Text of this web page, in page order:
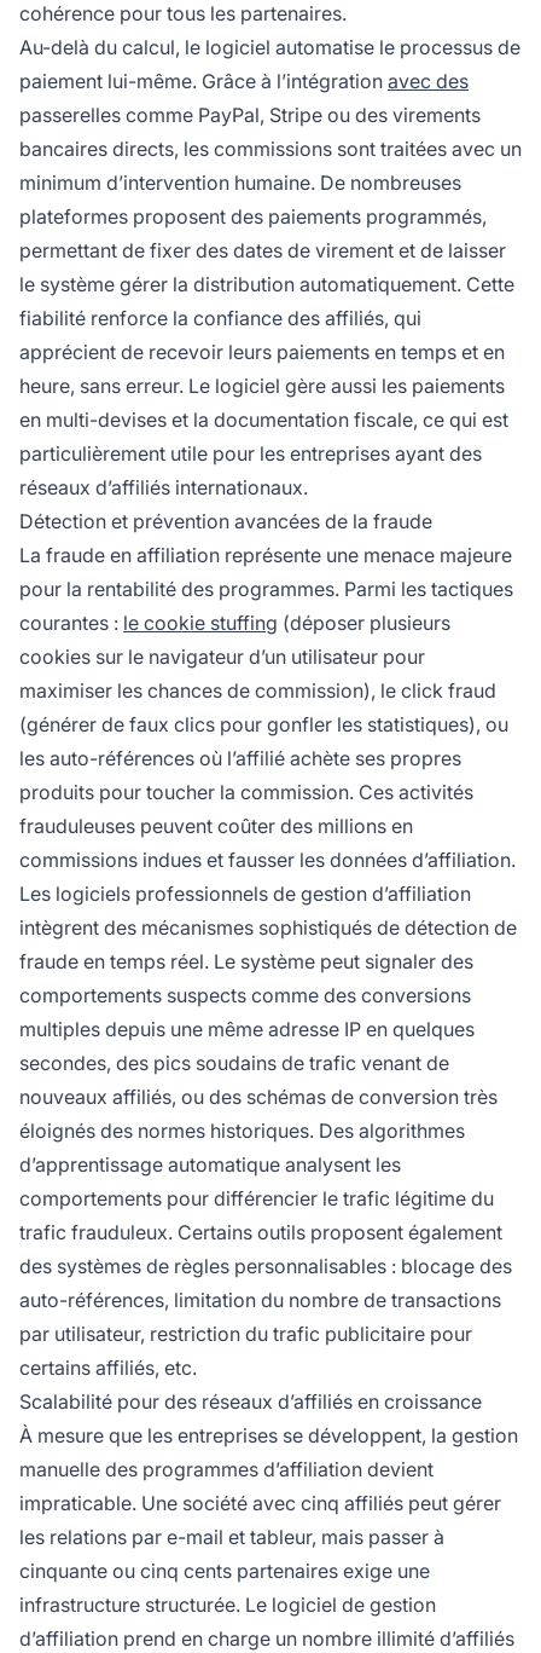
cohérence pour tous les partenaires.
Au-delà du calcul, le logiciel automatise le processus de
paiement lui-même. Grâce à l’intégration avec des
passerelles comme PayPal, Stripe ou des virements
bancaires directs, les commissions sont traitées avec un
minimum d’intervention humaine. De nombreuses
plateformes proposent des paiements programmés,
permettant de fixer des dates de virement et de laisser
le système gérer la distribution automatiquement. Cette
fiabilité renforce la confiance des affiliés, qui
apprécient de recevoir leurs paiements en temps et en
heure, sans erreur. Le logiciel gère aussi les paiements
en multi-devises et la documentation fiscale, ce qui est
particulièrement utile pour les entreprises ayant des
réseaux d’affiliés internationaux.
Détection et prévention avancées de la fraude
La fraude en affiliation représente une menace majeure
pour la rentabilité des programmes. Parmi les tactiques
courantes : le cookie stuffing (déposer plusieurs
cookies sur le navigateur d’un utilisateur pour
maximiser les chances de commission), le click fraud
(générer de faux clics pour gonfler les statistiques), ou
les auto-références où l’affilié achète ses propres
produits pour toucher la commission. Ces activités
frauduleuses peuvent coûter des millions en
commissions indues et fausser les données d’affiliation.
Les logiciels professionnels de gestion d’affiliation
intègrent des mécanismes sophistiqués de détection de
fraude en temps réel. Le système peut signaler des
comportements suspects comme des conversions
multiples depuis une même adresse IP en quelques
secondes, des pics soudains de trafic venant de
nouveaux affiliés, ou des schémas de conversion très
éloignés des normes historiques. Des algorithmes
d’apprentissage automatique analysent les
comportements pour différencier le trafic légitime du
trafic frauduleux. Certains outils proposent également
des systèmes de règles personnalisables : blocage des
auto-références, limitation du nombre de transactions
par utilisateur, restriction du trafic publicitaire pour
certains affiliés, etc.
Scalabilité pour des réseaux d’affiliés en croissance
À mesure que les entreprises se développent, la gestion
manuelle des programmes d’affiliation devient
impraticable. Une société avec cinq affiliés peut gérer
les relations par e-mail et tableur, mais passer à
cinquante ou cinq cents partenaires exige une
infrastructure structurée. Le logiciel de gestion
d’affiliation prend en charge un nombre illimité d’affiliés